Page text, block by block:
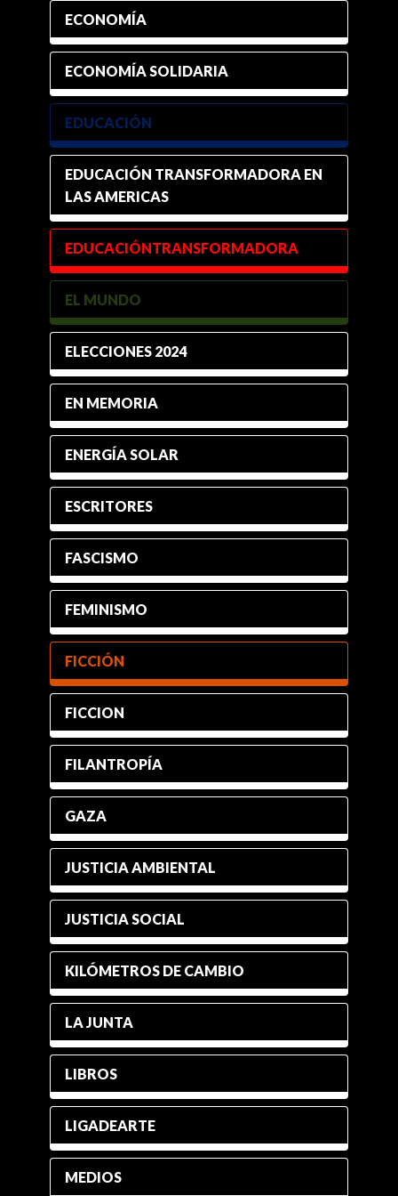
ECONOMÍA
ECONOMÍA SOLIDARIA
EDUCACIÓN
EDUCACIÓN TRANSFORMADORA EN
LAS AMERICAS
EDUCACIÓNTRANSFORMADORA
EL MUNDO
ELECCIONES 2024
EN MEMORIA
ENERGÍA SOLAR
ESCRITORES
FASCISMO
FEMINISMO
FICCIÓN
FICCION
FILANTROPÍA
GAZA
JUSTICIA AMBIENTAL
JUSTICIA SOCIAL
KILÓMETROS DE CAMBIO
LA JUNTA
LIBROS
LIGADEARTE
MEDIOS